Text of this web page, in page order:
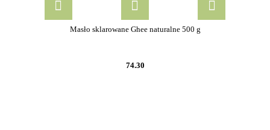
Masło sklarowane Ghee naturalne 500 g
74.30